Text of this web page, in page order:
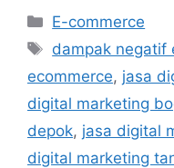
E-commerce
dampak negatif
ecommerce, jasa
digital marketing
depok, jasa digital
digital marketing